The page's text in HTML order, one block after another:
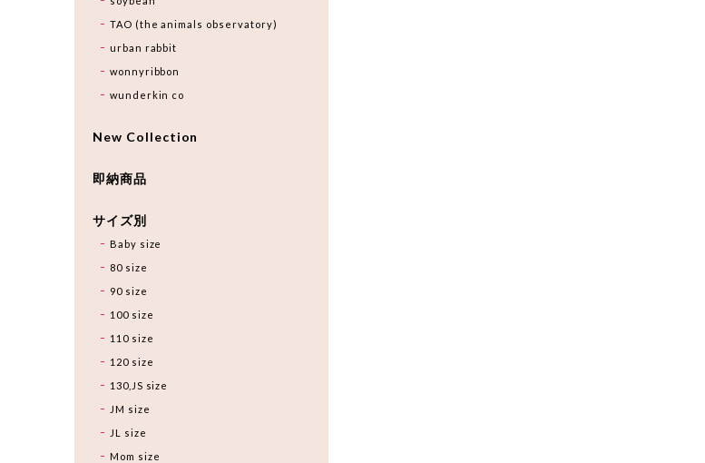
TAO (the animals observatory)
urban rabbit
wonnyribbon
wunderkin co
New Collection
即納商品
サイズ別
Baby size
80 size
90 size
100 size
110 size
120 size
130,JS size
JM size
JL size
Mom size